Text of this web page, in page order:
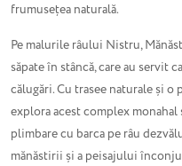
frumusețea naturală.
Pe malurile râului Nistru,
săpate în stâncă, care au servit
călugări. Cu trasee naturale și
explora acest complex
plimbare cu barca pe râu
mănăstirii și a peisajului